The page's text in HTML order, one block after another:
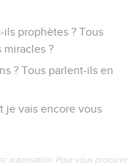
ils prophètes ? Tous
miracles ?
? Tous parlent-ils en
je vais encore vous
autorisation. Pour vous procurer